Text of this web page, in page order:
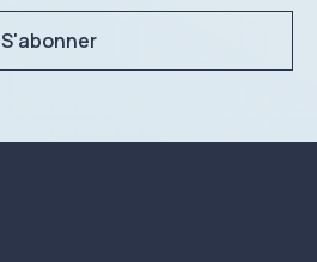
S'abonner